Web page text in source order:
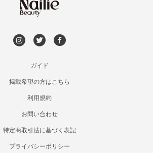
れるお客様には次回からの予約をお断
トサロンの為待合室がございません。
来店にご協力お願い致します。⚠️
ガイド
掲載希望の方はこちら
利用規約
お問い合わせ
特定商取引法に基づく表記
プライバシーポリシー